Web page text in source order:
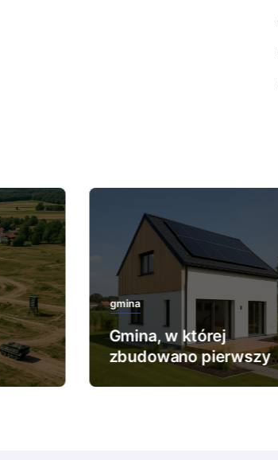
gmina
Gmina, w której
zbudowano pierwszy
dom pasywny.